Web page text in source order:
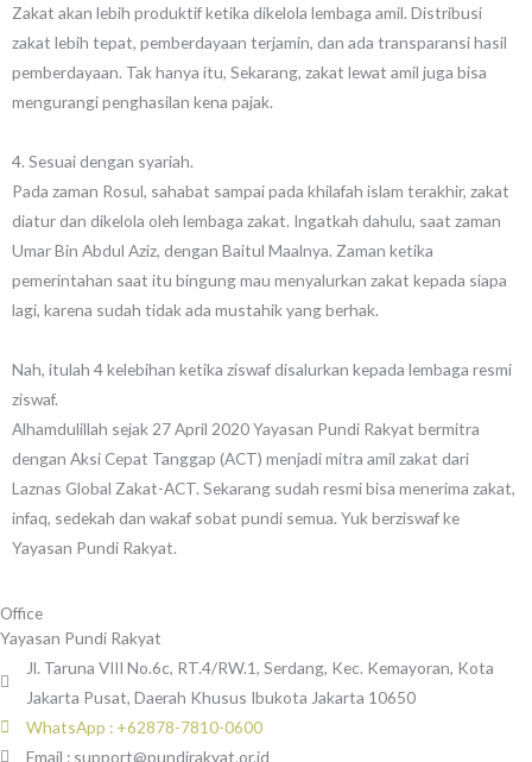
Zakat akan lebih produktif ketika dikelola lembaga amil. Distribusi
zakat lebih tepat, pemberdayaan terjamin, dan ada transparansi hasil
pemberdayaan. Tak hanya itu, Sekarang, zakat lewat amil juga bisa
mengurangi penghasilan kena pajak.
4. Sesuai dengan syariah.
Pada zaman Rosul, sahabat sampai pada khilafah islam terakhir, zakat
diatur dan dikelola oleh lembaga zakat. Ingatkah dahulu, saat zaman
Umar Bin Abdul Aziz, dengan Baitul Maalnya. Zaman ketika
pemerintahan saat itu bingung mau menyalurkan zakat kepada siapa
lagi, karena sudah tidak ada mustahik yang berhak.
Nah, itulah 4 kelebihan ketika ziswaf disalurkan kepada lembaga resmi
ziswaf.
Alhamdulillah sejak 27 April 2020 Yayasan Pundi Rakyat bermitra
dengan Aksi Cepat Tanggap (ACT) menjadi mitra amil zakat dari
Laznas Global Zakat-ACT. Sekarang sudah resmi bisa menerima zakat,
infaq, sedekah dan wakaf sobat pundi semua. Yuk berziswaf ke
Yayasan Pundi Rakyat.
Office
Yayasan Pundi Rakyat
Jl. Taruna VIII No.6c, RT.4/RW.1, Serdang, Kec. Kemayoran, Kota
Jakarta Pusat, Daerah Khusus Ibukota Jakarta 10650
WhatsApp : +62878-7810-0600
Email : support@pundirakyat.or.id